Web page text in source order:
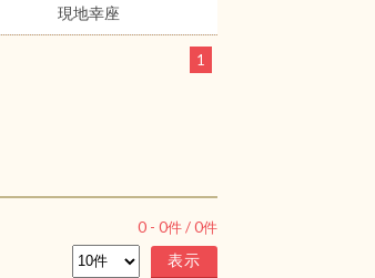
現地幸座
1
0 - 0件 /0件